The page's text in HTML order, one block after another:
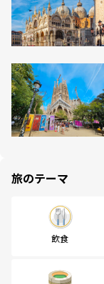
旅のテーマ
飲食